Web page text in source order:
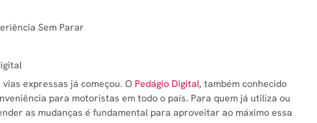
Sem Parar
expressas já começou. O Pedágio Digital, também conhecido
para motoristas em todo o país. Para quem já utiliza ou
as mudanças é fundamental para aproveitar ao máximo essa